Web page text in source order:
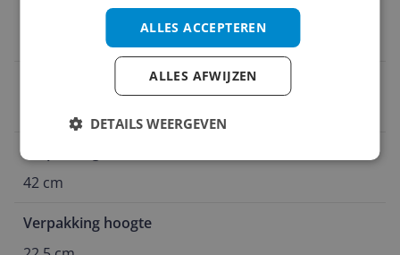
Taal handleiding
42 cm
Verpakking hoogte
ALLES ACCEPTEREN
ALLES AFWIJZEN
DETAILS WEERGEVEN